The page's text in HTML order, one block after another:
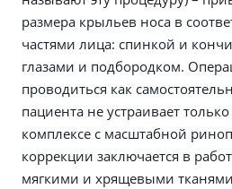
размера крыльев носа в
частями лица: спинкой и
глазами и подбородком.
проводиться как
пациента не устраивает
комплексе с масштабной
коррекции заключается в
мягкими и хрящевыми